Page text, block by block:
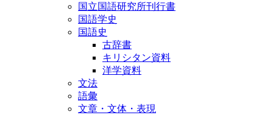
国立国語研究所刊行書
国語学史
国語史
古辞書
キリシタン資料
洋学資料
文法
語彙
文章・文体・表現